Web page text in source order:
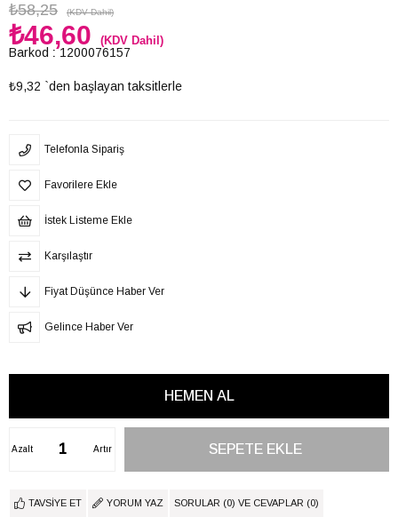
₺58,25 (KDV Dahil)
₺46,60 (KDV Dahil)
Barkod : 1200076157
₺9,32 `den başlayan taksitlerle
Telefonla Sipariş
Favorilere Ekle
İstek Listeme Ekle
Karşılaştır
Fiyat Düşünce Haber Ver
Gelince Haber Ver
Artır
Azalt
TAVSIYE ET YORUM YAZ SORULAR (0) VE CEVAPLAR (0)